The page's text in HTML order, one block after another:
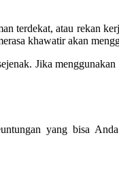
terdekat, atau rekan
khawatir akan
Jika
yang bisa